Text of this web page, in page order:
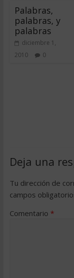
Palabras,
palabras, y
palabras
diciembre 1,
2010
0
Deja una
Tu dirección de
campos
Comentario *